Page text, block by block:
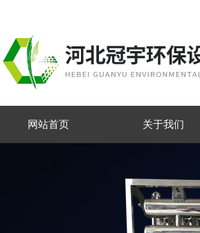
网站首页 关于我们